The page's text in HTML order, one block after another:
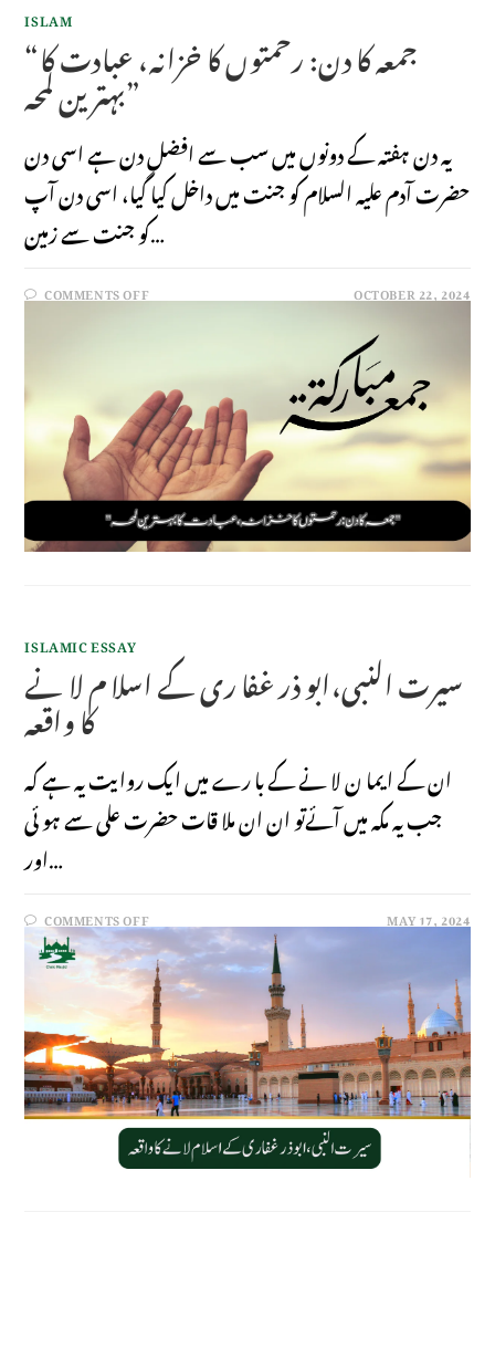
ISLAM
“جمعہ کا دن: رحمتوں کا خزانہ، عبادت کا
بہترین لمحہ”
یہ دن ہفتہ کے دونوں میں سب سے افضل دن ہے اسی دن
حضرت آدم علیہ السلام کو جنت میں داخل کیا گیا، اسی دن آپ
کو جنت سے زمین…
COMMENTS OFF OCTOBER 22, 2024
ISLAMIC ESSAY
سیرت النبی،ابو ذر غفا ری کے اسلا م لا نے
کا واقعہ
ان کے ایما ن لا نے کے با رے میں ایک روایت یہ ہے کہ
جب یہ مکہ میں آئےتو ان ان ملا قات حضرت علی سے ہو ئی
اور…
COMMENTS OFF MAY 17, 2024